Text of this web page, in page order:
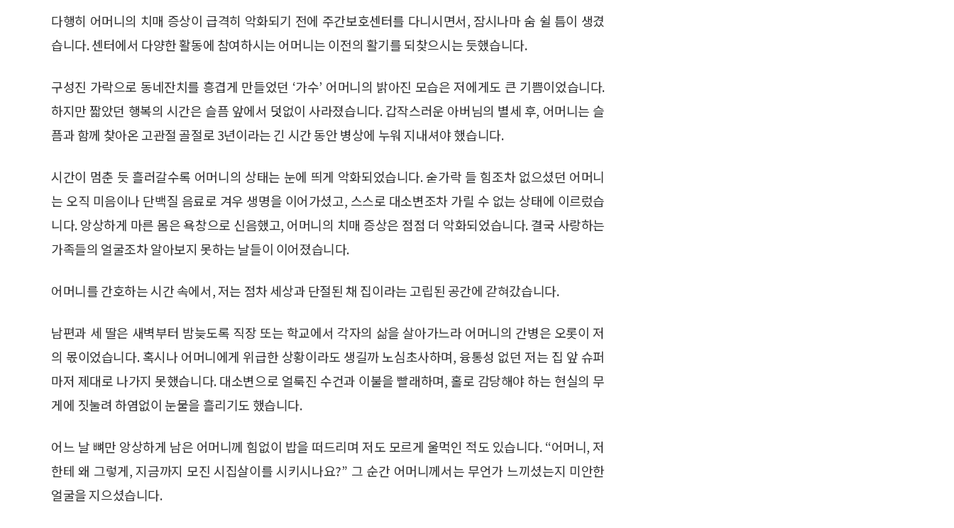
다행히 어머니의 치매 증상이 급격히 악화되기 전에 주간보호센터를 다니시면서, 잠시나마 숨 쉴 틈이 생겼
습니다. 센터에서 다양한 활동에 참여하시는 어머니는 이전의 활기를 되찾으시는 듯했습니다.
구성진 가락으로 동네잔치를 흥겹게 만들었던 ‘가수’ 어머니의 밝아진 모습은 저에게도 큰 기쁨이었습니다.
하지만 짧았던 행복의 시간은 슬픔 앞에서 덧없이 사라졌습니다. 갑작스러운 아버님의 별세 후, 어머니는 슬
픔과 함께 찾아온 고관절 골절로 3년이라는 긴 시간 동안 병상에 누워 지내셔야 했습니다.
시간이 멈춘 듯 흘러갈수록 어머니의 상태는 눈에 띄게 악화되었습니다. 숟가락 들 힘조차 없으셨던 어머니
는 오직 미음이나 단백질 음료로 겨우 생명을 이어가셨고, 스스로 대소변조차 가릴 수 없는 상태에 이르렀습
니다. 앙상하게 마른 몸은 욕창으로 신음했고, 어머니의 치매 증상은 점점 더 악화되었습니다. 결국 사랑하는
가족들의 얼굴조차 알아보지 못하는 날들이 이어졌습니다.
어머니를 간호하는 시간 속에서, 저는 점차 세상과 단절된 채 집이라는 고립된 공간에 갇혀갔습니다.
남편과 세 딸은 새벽부터 밤늦도록 직장 또는 학교에서 각자의 삶을 살아가느라 어머니의 간병은 오롯이 저
의 몫이었습니다. 혹시나 어머니에게 위급한 상황이라도 생길까 노심초사하며, 융통성 없던 저는 집 앞 슈퍼
마저 제대로 나가지 못했습니다. 대소변으로 얼룩진 수건과 이불을 빨래하며, 홀로 감당해야 하는 현실의 무
게에 짓눌려 하염없이 눈물을 흘리기도 했습니다.
어느 날 뼈만 앙상하게 남은 어머니께 힘없이 밥을 떠드리며 저도 모르게 울먹인 적도 있습니다. “어머니, 저
한테 왜 그렇게, 지금까지 모진 시집살이를 시키시나요?” 그 순간 어머니께서는 무언가 느끼셨는지 미안한
얼굴을 지으셨습니다.